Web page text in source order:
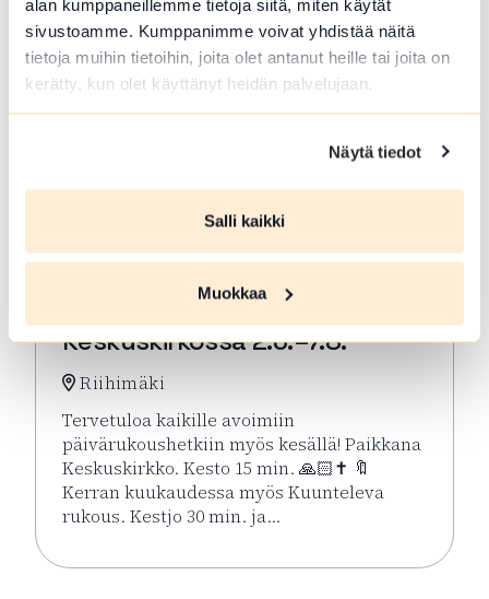
alan kumppaneillemme tietoja siitä, miten käytät
sivustoamme. Kumppanimme voivat yhdistää näitä
tietoja muihin tietoihin, joita olet antanut heille tai joita on
kerätty, kun olet käyttänyt heidän palvelujaan.
Näytä tiedot
Salli kaikki
Muokkaa
ELO 07 2026
Kesän rukoushetket Riihimäen
Keskuskirkossa 2.6.–7.8.
Riihimäki
Tervetuloa kaikille avoimiin
päivärukoushetkiin myös kesällä! Paikkana
Keskuskirkko. Kesto 15 min. 🙏🏻✝️ 🔖
Kerran kuukaudessa myös Kuunteleva
rukous. Kestjo 30 min. ja…
Lue lisää tapahtumasta Kesän rukoushetket